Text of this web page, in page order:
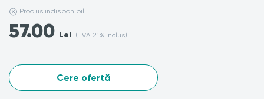
Produs indisponibil
57.00 Lei (TVA 21% inclus)
Cere ofertă